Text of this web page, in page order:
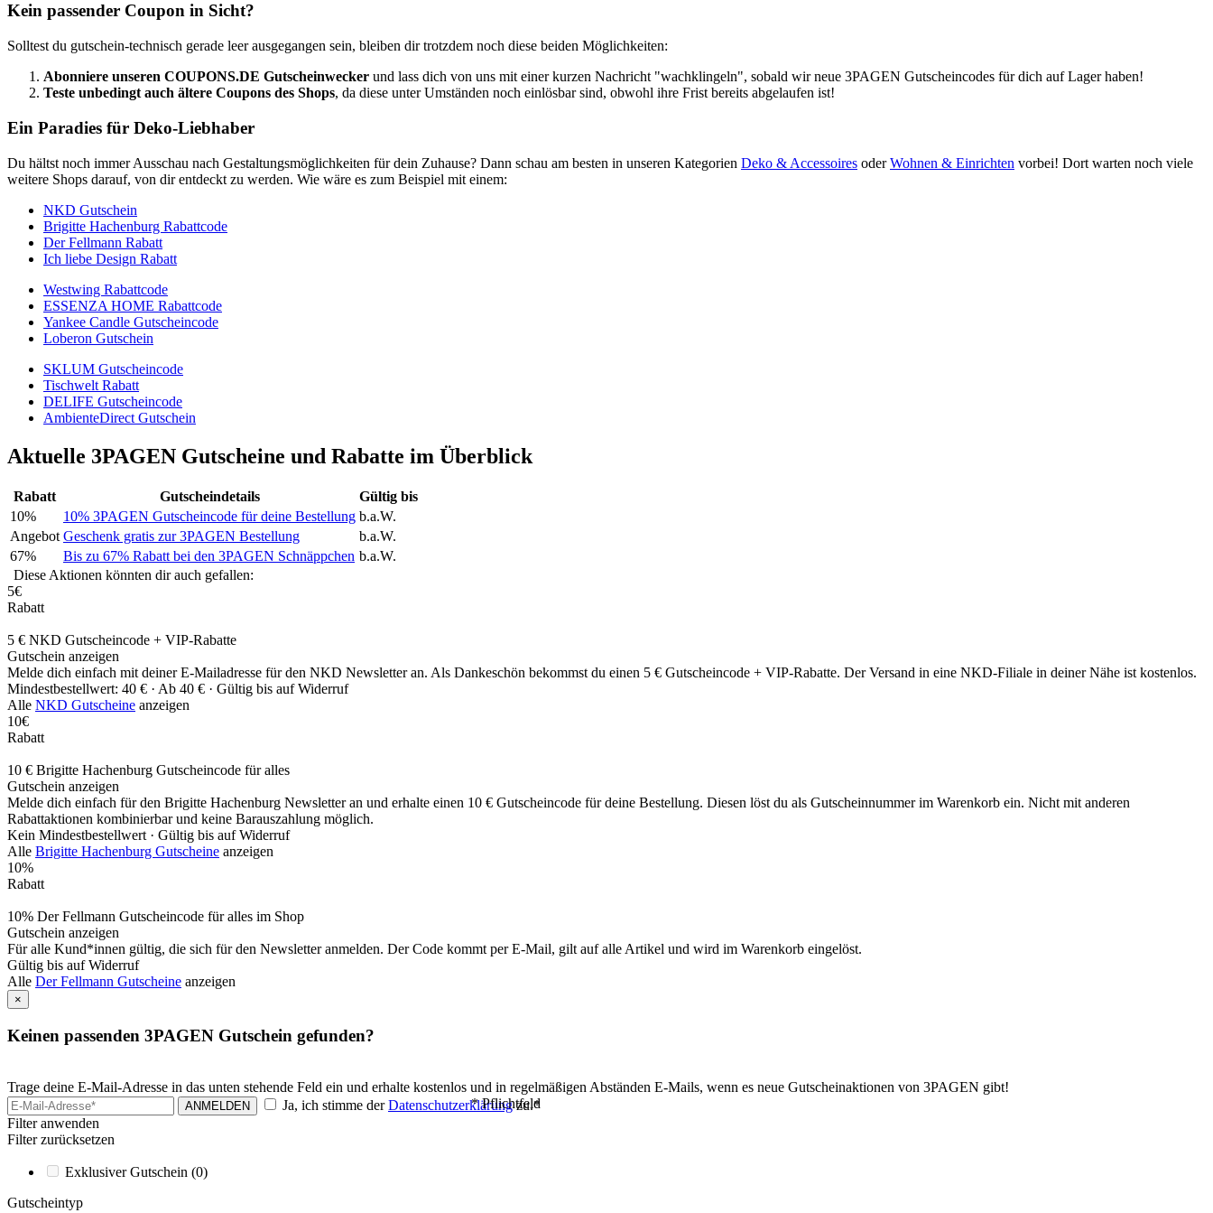
Kein passender Coupon in Sicht?
Solltest du gutschein-technisch gerade leer ausgegangen sein, bleiben dir trotzdem noch diese beiden Möglichkeiten:
Abonniere unseren COUPONS.DE Gutscheinwecker und lass dich von uns mit einer kurzen Nachricht "wachklingeln", sobald wir neue 3PAGEN Gutscheincodes für dich auf Lager haben!
Teste unbedingt auch ältere Coupons des Shops, da diese unter Umständen noch einlösbar sind, obwohl ihre Frist bereits abgelaufen ist!
Ein Paradies für Deko-Liebhaber
Du hältst noch immer Ausschau nach Gestaltungsmöglichkeiten für dein Zuhause? Dann schau am besten in unseren Kategorien Deko & Accessoires oderWohnen & Einrichten vorbei! Dort warten noch viele
weitere Shops darauf, von dir entdeckt zu werden. Wie wäre es zum Beispiel mit einem:
NKD Gutschein
Brigitte Hachenburg Rabattcode
Der Fellmann Rabatt
Ich liebe Design Rabatt
Westwing Rabattcode
ESSENZA HOME Rabattcode
Yankee Candle Gutscheincode
Loberon Gutschein
SKLUM Gutscheincode
Tischwelt Rabatt
DELIFE Gutscheincode
AmbienteDirect Gutschein
Aktuelle 3PAGEN Gutscheine und Rabatte im Überblick
Rabatt Gutscheindetails
Gültig bis
10%
10% 3PAGEN Gutscheincode für deine Bestellung b.a.W.
Angebot Geschenk gratis zur 3PAGEN Bestellung
b.a.W.
67%
Bis zu 67% Rabatt bei den 3PAGEN Schnäppchen b.a.W.
Diese Aktionen könnten dir auch gefallen:
5€
Rabatt
5 € NKD Gutscheincode + VIP-Rabatte
Gutschein anzeigen
Melde dich einfach mit deiner E-Mailadresse für den NKD Newsletter an. Als Dankeschön bekommst du einen 5 € Gutscheincode + VIP-Rabatte. Der Versand in eine NKD-Filiale in deiner Nähe ist kostenlos.
Mindestbestellwert: 40 € · Ab 40 € · Gültig bis auf Widerruf
Alle NKD Gutscheine anzeigen
10€
Rabatt
10 € Brigitte Hachenburg Gutscheincode für alles
Gutschein anzeigen
Melde dich einfach für den Brigitte Hachenburg Newsletter an und erhalte einen 10 € Gutscheincode für deine Bestellung. Diesen löst du als Gutscheinnummer im Warenkorb ein. Nicht mit anderen
Rabattaktionen kombinierbar und keine Barauszahlung möglich.
Kein Mindestbestellwert · Gültig bis auf Widerruf
Alle Brigitte Hachenburg Gutscheine anzeigen
10%
Rabatt
10% Der Fellmann Gutscheincode für alles im Shop
Gutschein anzeigen
Für alle Kund*innen gültig, die sich für den Newsletter anmelden. Der Code kommt per E-Mail, gilt auf alle Artikel und wird im Warenkorb eingelöst.
Gültig bis auf Widerruf
Alle Der Fellmann Gutscheine anzeigen
×
Keinen passenden 3PAGEN Gutschein gefunden?
Trage deine E-Mail-Adresse in das unten stehende Feld ein und erhalte kostenlos und in regelmäßigen Abständen E-Mails, wenn es neue Gutscheinaktionen von 3PAGEN gibt!
ANMELDEN Ja, ich stimme derDatenschutzerklärungzu.*
* Pflichtfeld
Filter anwenden
Filter zurücksetzen
Exklusiver Gutschein (0)
Gutscheintyp